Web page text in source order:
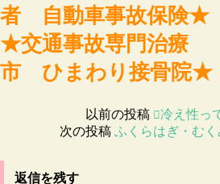
者 自動車事故保険★
★交通事故専門治
市 ひまわり接骨院★
以前の投稿
冷え性っ
次の投稿 ふくらはぎ・む
返信を残す